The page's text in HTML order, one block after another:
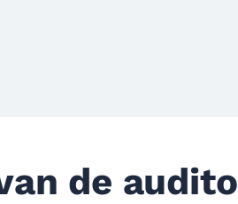
de